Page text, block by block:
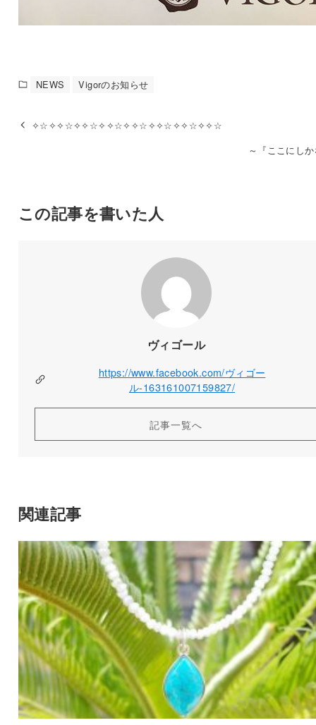
NEWS Vigorのお知らせ
✧☆✧✧☆✧✧☆✧✧☆✧✧☆✧✧☆✧✧☆✧✧☆
～『ここにしか
この記事を書いた人
ヴィゴール
https://www.facebook.com/ヴィゴー
ル-163161007159827/
記事一覧へ
関連記事